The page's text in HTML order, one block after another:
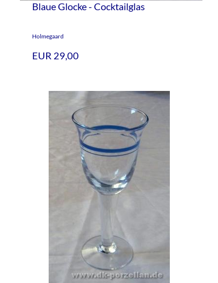
Blaue Glocke - Cocktailglas
Holmegaard
EUR 29,00